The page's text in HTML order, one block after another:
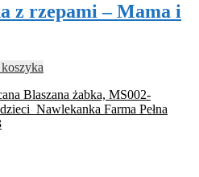
z rzepami – Mama i
Blaszana żabka, MS002-
Nawlekanka Farma Pełna